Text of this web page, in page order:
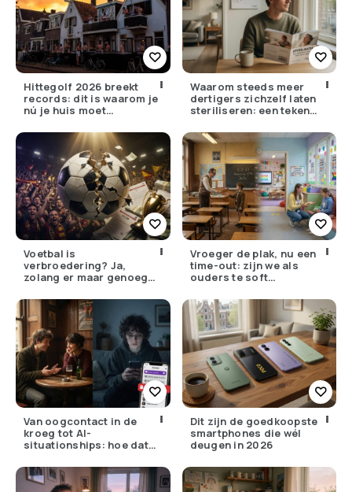
Hittegolf 2026 breekt
records: dit is waarom je
nú je huis moet
airco)
Waarom steeds meer
dertigers zichzelf laten
steriliseren: een teken
wanhoop?
Voetbal is
verbroedering? Ja,
zolang er maar genoeg
Vroeger de plak, nu een
time-out: zijn we als
ouders te soft
Van oogcontact in de
kroeg tot AI-
situationships: hoe daten
Dit zijn de goedkoopste
smartphones die wél
deugen in 2026